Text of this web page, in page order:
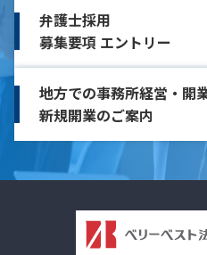
弁護士採用
募集要項 エントリー
地方での事務所経営・開
新規開業のご案内